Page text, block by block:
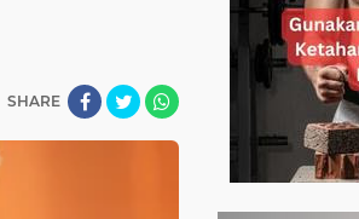
SHARE